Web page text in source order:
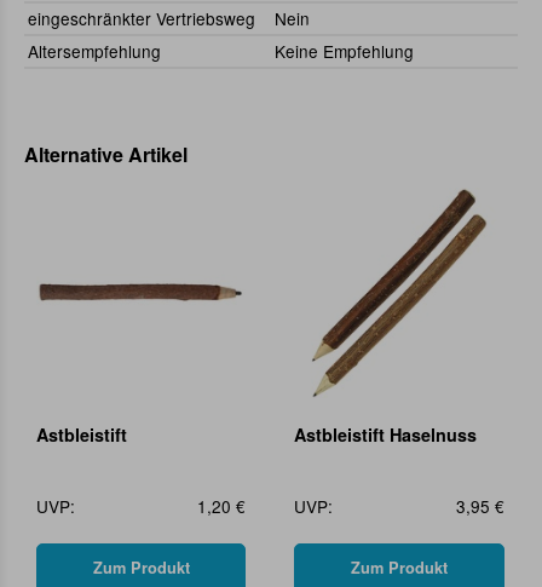
eingeschränkter Vertriebsweg
Nein
Altersempfehlung
Keine Empfehlung
Alternative Artikel
Astbleistift
UVP: 1,20 €
Zum Produkt
Astbleistift Haselnuss
UVP: 3,95 €
Zum Produkt